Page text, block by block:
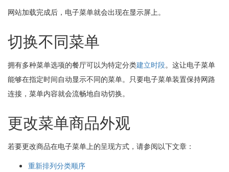
网站加载完成后，电子菜单就会出现在显示屏上。
切换不同菜单
拥有多种菜单选项的餐厅可以为特定分类建立时段。这让电子菜单
能够在指定时间自动显示不同的菜单。只要电子菜单装置保持网路
连接，菜单内容就会流畅地自动切换。
更改菜单商品外观
若要更改商品在电子菜单上的呈现方式，请参阅以下文章：
重新排列分类顺序